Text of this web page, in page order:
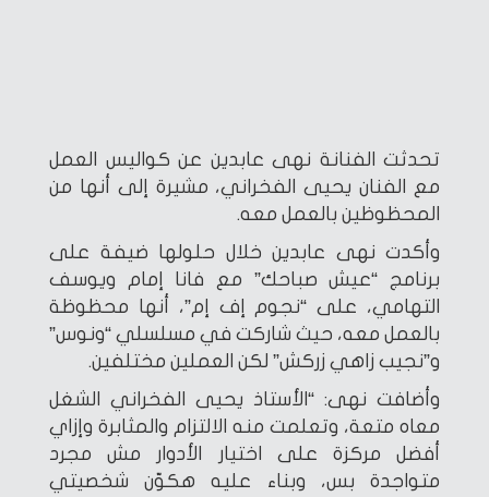
تحدثت الفنانة نهى عابدين عن كواليس العمل
مع الفنان يحيى الفخراني، مشيرة إلى أنها من
المحظوظين بالعمل معه.
وأكدت نهى عابدين خلال حلولها ضيفة على
برنامج “عيش صباحك” مع فانا إمام ويوسف
التهامي، على “نجوم إف إم”، أنها محظوظة
بالعمل معه، حيث شاركت في مسلسلي “ونوس”
و”نجيب زاهي زركش” لكن العملين مختلفين.
وأضافت نهى: “الأستاذ يحيى الفخراني الشغل
معاه متعة، وتعلمت منه الالتزام والمثابرة وإزاي
أفضل مركزة على اختيار الأدوار مش مجرد
متواجدة بس، وبناء عليه هكوّن شخصيتي